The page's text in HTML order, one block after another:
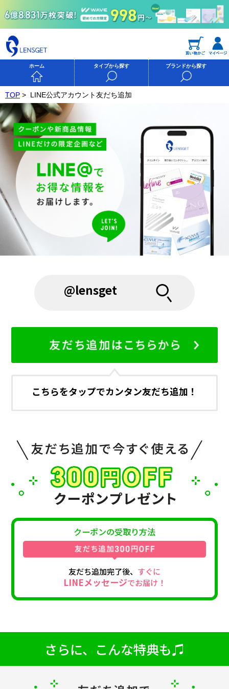
ホーム タイプから探す ブランドから探す
TOP > LINE公式アカウント友だち追加
@lensget
こちらをタップでカンタン友だち追加！
クーポンの受取り方法
友だち追加完了後、 すぐに
LINEメッセージでお届け！
さらに、こんな特典も♫